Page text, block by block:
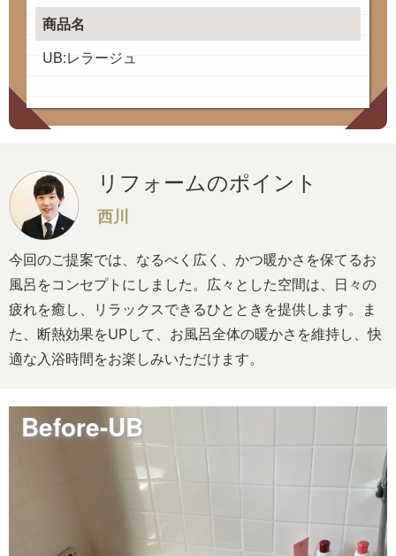
商品名
UB:レラージュ
リフォームのポイント
西川
今回のご提案では、なるべく広く、かつ暖かさを保てるお
風呂をコンセプトにしました。広々とした空間は、日々の
疲れを癒し、リラックスできるひとときを提供します。ま
た、断熱効果をUPして、お風呂全体の暖かさを維持し、快
適な入浴時間をお楽しみいただけます。
Before-UB